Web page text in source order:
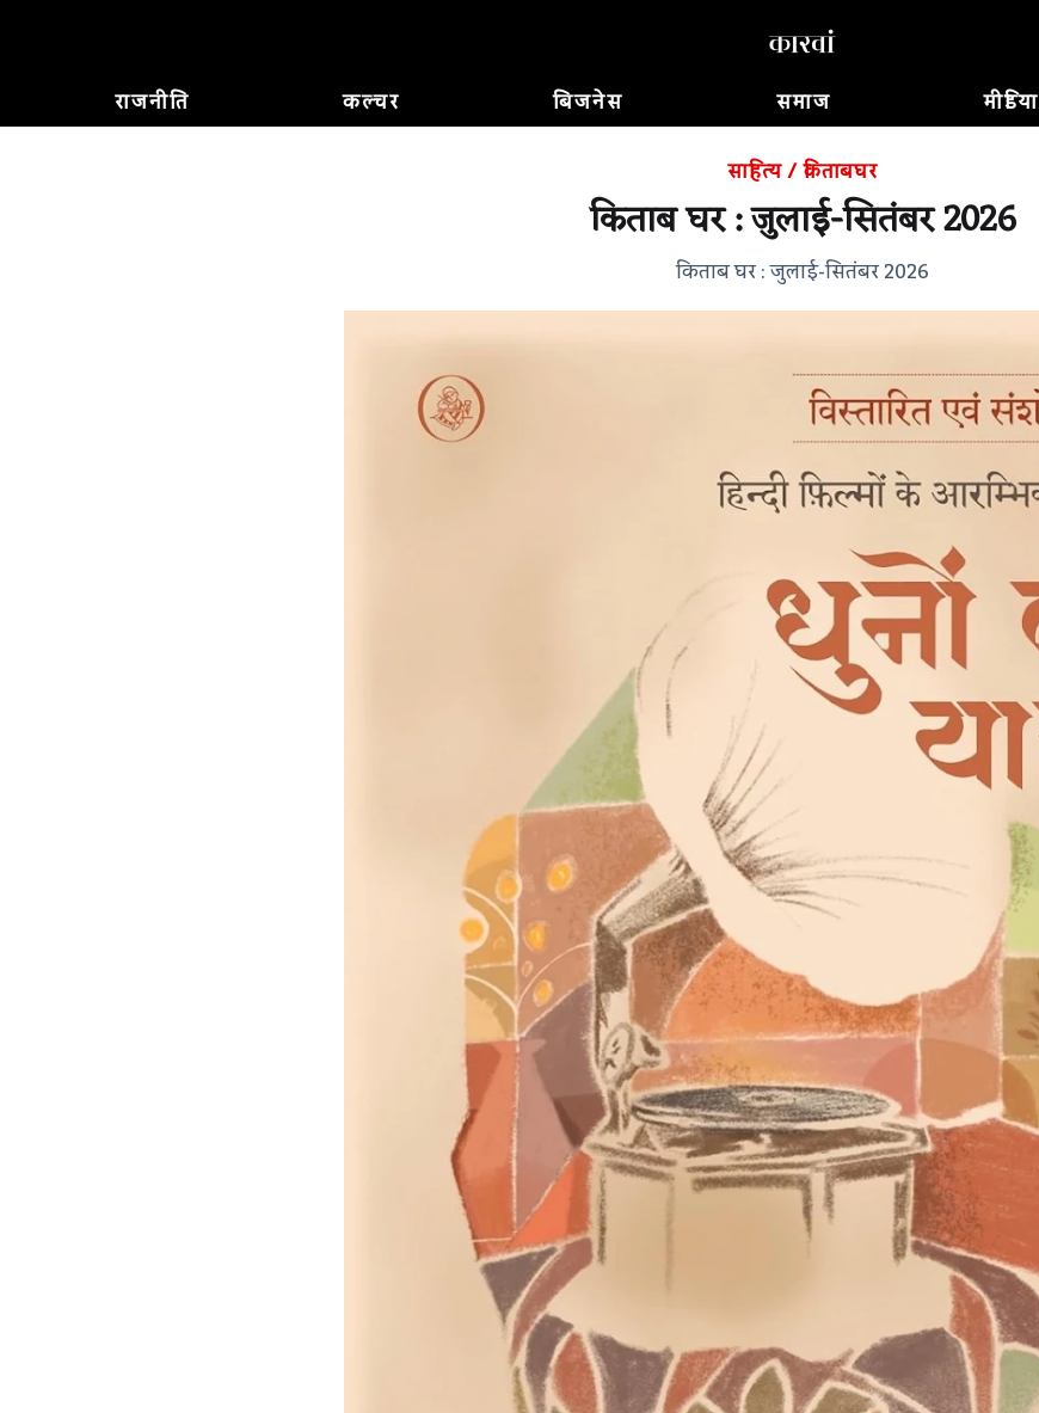
राजनीति कल्चर बिजनेस समाज मीडिया
साहित्य/किताबघर
किताब घर : जुलाई-सितंबर 2026
किताब घर : जुलाई-सितंबर 2026